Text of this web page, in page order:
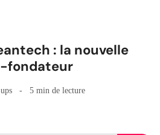
: la nouvelle
fondateur
5 min de lecture